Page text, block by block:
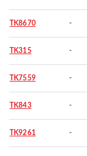
TK8670 -
TK315 -
TK7559 -
TK843 -
TK9261 -